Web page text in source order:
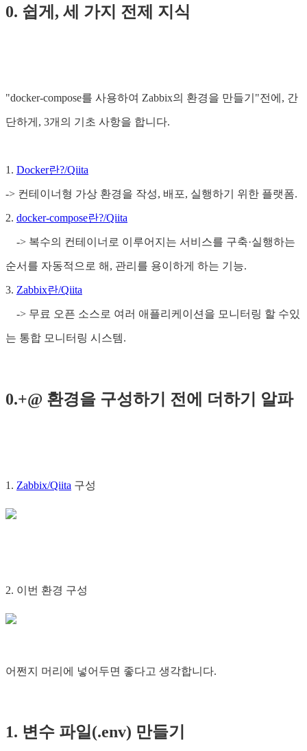
0. 쉽게, 세 가지 전제 지식
"docker-compose를 사용하여 Zabbix의 환경을 만들기"전에, 간
단하게, 3개의 기초 사항을 합니다.
1. Docker란?/Qiita
-> 컨테이너형 가상 환경을 작성, 배포, 실행하기 위한 플랫폼.
2. docker-compose란?/Qiita
-> 복수의 컨테이너로 이루어지는 서비스를 구축·실행하는
순서를 자동적으로 해, 관리를 용이하게 하는 기능.
3. Zabbix란/Qiita
-> 무료 오픈 소스로 여러 애플리케이션을 모니터링 할 수있
는 통합 모니터링 시스템.
0.+@ 환경을 구성하기 전에 더하기 알파
1. Zabbix/Qiita 구성
2. 이번 환경 구성
어쩐지 머리에 넣어두면 좋다고 생각합니다.
1. 변수 파일(.env) 만들기